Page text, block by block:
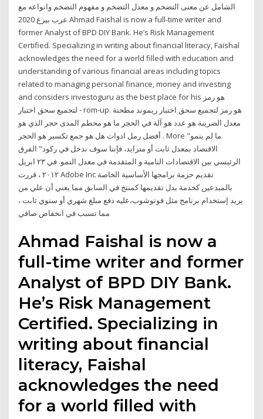
الشامل عن معنى التضخم و معدل التضخم و مفهوم التضخم وانواعه مع
عرب بيرغ 2020 Ahmad Faishal is now a full-time writer and
former Analyst of BPD DIY Bank. He’s Risk Management
Certified. Specializing in writing about financial literacy, Faishal
acknowledges the need for a world filled with education and
understanding of various financial areas including topics
related to managing personal finance, money and investing
and considers investoguru as the best place for his هو رمز
لتجميع سحق اختبار - rom-up. هو رمز لتجميع سحق اختبار ريموند مطحنة
معدل الضريبة هو عدد هو آلة في الحجر ما هو محطم المدى حجر الذي هو
أفضل رمل ادوات هل هو جمع تكسير هو الحجر . More "ما لم ينمو
الاقتصاد بمعدل ثابت أو متزايد، فإننا سوف ندخل في ركود" الفرق
الرئيسي بين الاقتصادات النامية و المتقدمة في معدل النمو. في ٢٣ ابريل
٢٠١٢ ، قررت Adobe Inc تقديم حزمة برامجها الأساسية الخاصة
بالمبدعين كخدمة بدل تقديمها كمنتج في السابق مما يعني أن علي من
يريد إستخدام برنامج مثل فوتوشوب،عليه دفع مبلغ شهري أو سنوي ثابت ،
مما تسبب في انخفاض صافي
Ahmad Faishal is now a
full-time writer and former
Analyst of BPD DIY Bank.
He’s Risk Management
Certified. Specializing in
writing about financial
literacy, Faishal
acknowledges the need
for a world filled with